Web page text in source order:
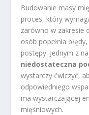
Budowanie masy
proces, który
zarówno w zakresie
osób popełnia
postępy. Jednym z
niedostateczna
wystarczy ćwiczyć,
odpowiedniego
ma wystarczającej
mięśniowych.